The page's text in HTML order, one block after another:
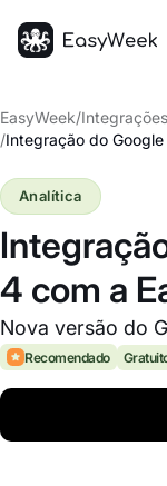
EasyWeek/
/Integração do
4 com a
Nova versão do
Analítica
Recomendado